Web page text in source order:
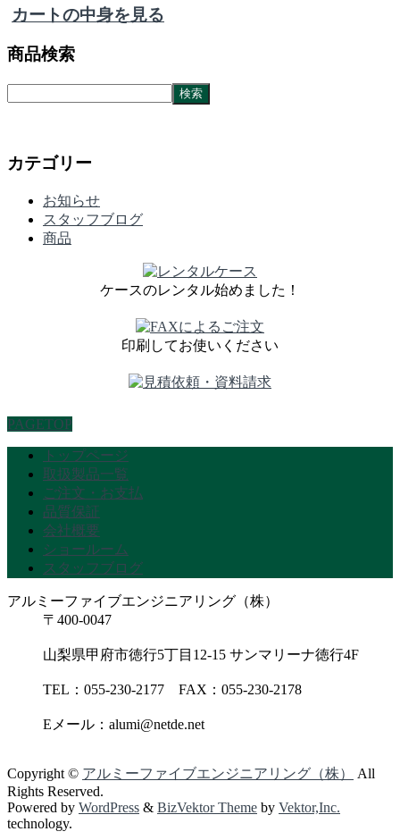
カートの中身を見る
商品検索
カテゴリー
お知らせ
スタッフブログ
商品
ケースのレンタル始めました！
印刷してお使いください
PAGETOP
トップページ
取扱製品一覧
ご注文・お支払
品質保証
会社概要
ショールーム
スタッフブログ
アルミーファイブエンジニアリング（株）
〒400-0047
山梨県甲府市徳行5丁目12-15 サンマリーナ徳行4F
TEL：055-230-2177 FAX：055-230-2178
Eメール：alumi@netde.net
Copyright © アルミーファイブエンジニアリング（株）
All
Rights Reserved.
Powered by WordPress & BizVektor Theme by Vektor,Inc.
technology.